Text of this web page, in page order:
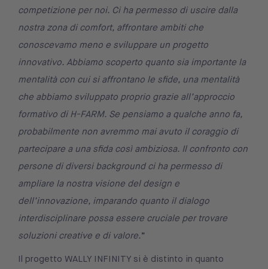
competizione per noi. Ci ha permesso di uscire dalla
nostra zona di comfort, affrontare ambiti che
conoscevamo meno e sviluppare un progetto
innovativo. Abbiamo scoperto quanto sia importante la
mentalità con cui si affrontano le sfide, una mentalità
che abbiamo sviluppato proprio grazie all’approccio
formativo di H-FARM. Se pensiamo a qualche anno fa,
probabilmente non avremmo mai avuto il coraggio di
partecipare a una sfida così ambiziosa. Il confronto con
persone di diversi background ci ha permesso di
ampliare la nostra visione del design e
dell’innovazione, imparando quanto il dialogo
interdisciplinare possa essere cruciale per trovare
soluzioni creative e di valore.”
Il progetto WALLY INFINITY si è distinto in quanto